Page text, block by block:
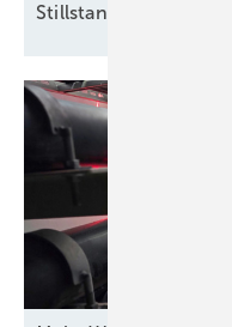
Stillstand in